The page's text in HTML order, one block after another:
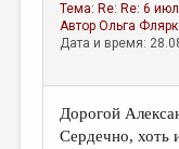
Тема: Re: Re: 6
АвторОльга
Дата и время:
Дорогой
Сердечно, хоть